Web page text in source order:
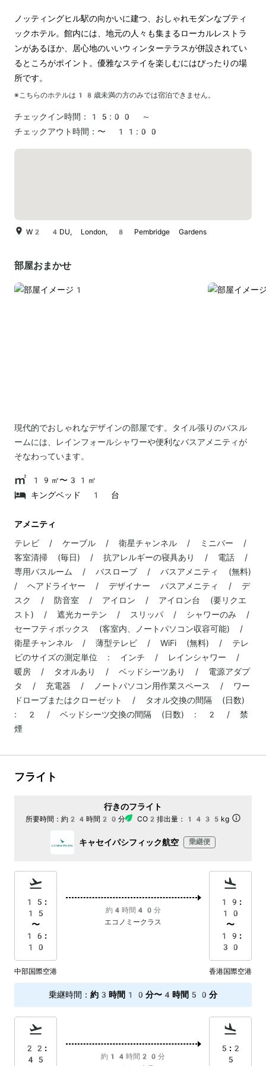
ノッティングヒル駅の向かいに建つ、おしゃれモダンなブティ
ックホテル。館内には、地元の人々も集まるローカルレストラ
ンがあるほか、居心地のいいウィンターテラスが併設されてい
るところがポイント。優雅なステイを楽しむにはぴったりの場
所です。
※こちらのホテルは 18 歳未満の方のみでは宿泊できません。
チェックイン時間：
15:00 ～
チェックアウト時間： 〜 11:00
W2 4DU, London, 8 Pembridge Gardens
部屋おまかせ
現代的でおしゃれなデザインの部屋です。タイル張りのバスル
ームには、レインフォールシャワーや便利なバスアメニティが
そなわっています。
19㎡〜31㎡
キングベッド 1 台
アメニティ
テレビ / ケーブル / 衛星チャンネル / ミニバー /
客室清掃 (毎日) / 抗アレルギーの寝具あり / 電話 /
専用バスルーム / バスローブ / バスアメニティ (無料)
/ ヘアドライヤー / デザイナー バスアメニティ / デ
スク / 防音室 / アイロン / アイロン台 (要リクエ
スト) / 遮光カーテン / スリッパ / シャワーのみ /
セーフティボックス (客室内、ノートパソコン収容可能) /
衛星チャンネル / 薄型テレビ / WiFi (無料) / テレ
ビのサイズの測定単位 : インチ / レインシャワー /
暖房 / タオルあり / ベッドシーツあり / 電源アダプ
タ / 充電器 / ノートパソコン用作業スペース / ワー
ドローブまたはクローゼット / タオル交換の間隔 (日数)
: 2 / ベッドシーツ交換の間隔 (日数) : 2 / 禁
煙
フライト
行きのフライト
所要時間： 約24時間20分 CO2排出量： 1435kg
キャセイパシフィック航空 乗継便
15:
15
〜
16:
10
約4時間40分
エコノミークラス
19:
10
〜
19:
30
中部国際空港 香港国際空港
乗継時間 ： 約3時間10分〜4時間50分
22:
45
約14時間20分
5:2
5